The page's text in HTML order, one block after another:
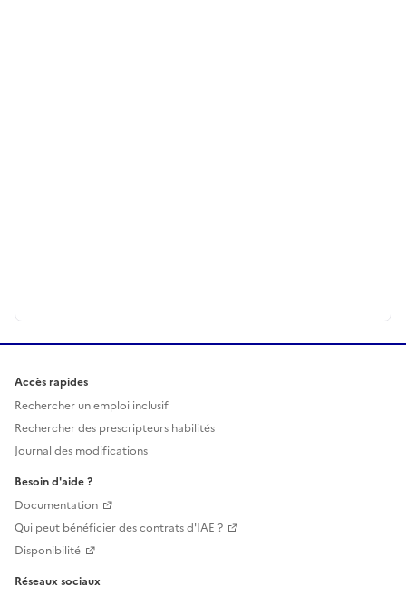
Accès rapides
Rechercher un emploi inclusif
Rechercher des prescripteurs habilités
Journal des modifications
Besoin d'aide ?
Documentation
Qui peut bénéficier des contrats d'IAE ?
Disponibilité
Réseaux sociaux